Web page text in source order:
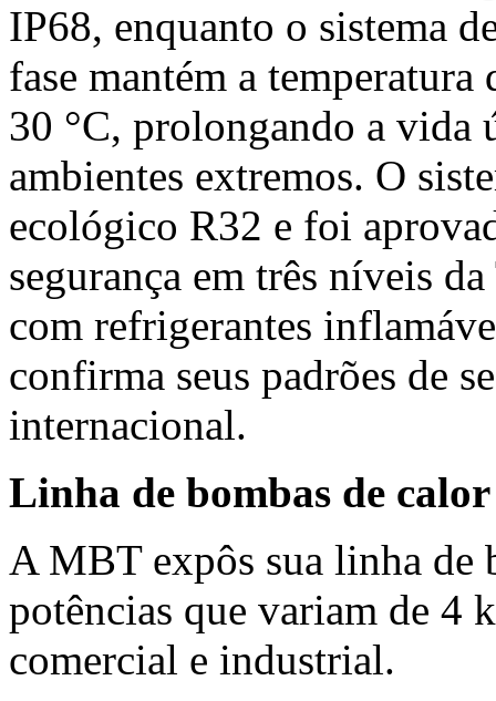
IP68, enquanto o sistema
fase mantém a
30 °C, prolongando a vida
ambientes extremos. O
ecológico R32 e foi
segurança em três níveis
com refrigerantes
confirma seus padrões de
internacional.
Linha de bombas de
A MBT expôs sua linha de
potências que variam de 4
comercial e industrial.